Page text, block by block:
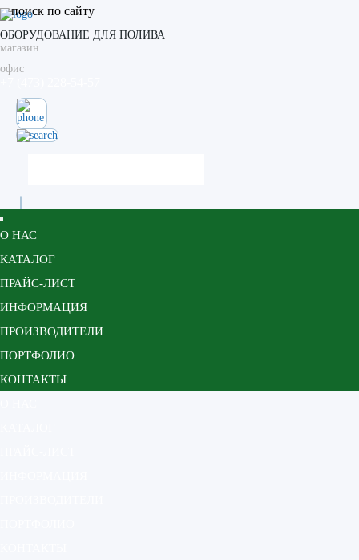
ОБОРУДОВАНИЕ ДЛЯ ПОЛИВА
магазин
офис
поиск по сайту
О НАС
КАТАЛОГ
ПРАЙС-ЛИСТ
ИНФОРМАЦИЯ
ПРОИЗВОДИТЕЛИ
ПОРТФОЛИО
КОНТАКТЫ